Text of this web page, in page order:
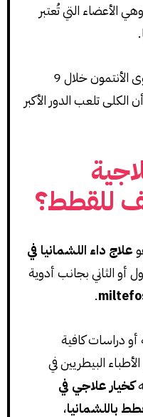
الأعضاء التي تُعتبر
يتم التخلص من 80% من محتوى الأنتمون خلال 9
تلعب الدور الأكبر
للقطط؟
علاج داء اللشمانيا في
أو الثاني بجانب أدوية
.
دراسات كافية
البيطريين في
كخيار علاجي في
باللشمانيا،